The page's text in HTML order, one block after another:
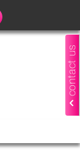
contact us